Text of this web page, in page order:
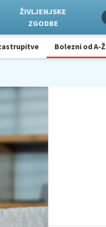
ŽIVLJENJSKE
ZGODBE
Bolezni od A-Ž